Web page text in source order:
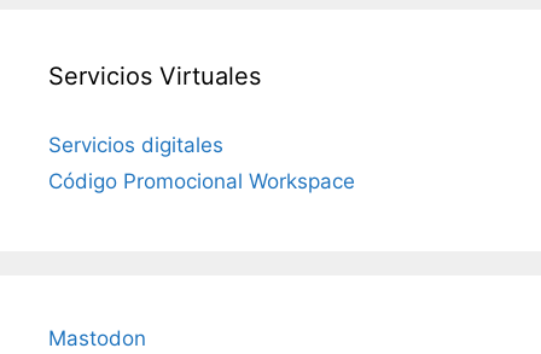
Servicios Virtuales
Servicios digitales
Código Promocional Workspace
Mastodon